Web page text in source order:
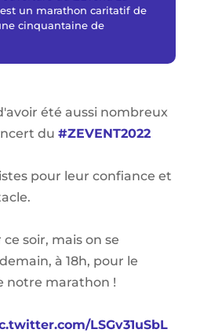
un marathon caritatif de
cinquantaine de
été aussi nombreux
du #ZEVENT2022
pour leur confiance et
soir, mais on se
à 18h, pour le
notre marathon !
LSGv31uSbL